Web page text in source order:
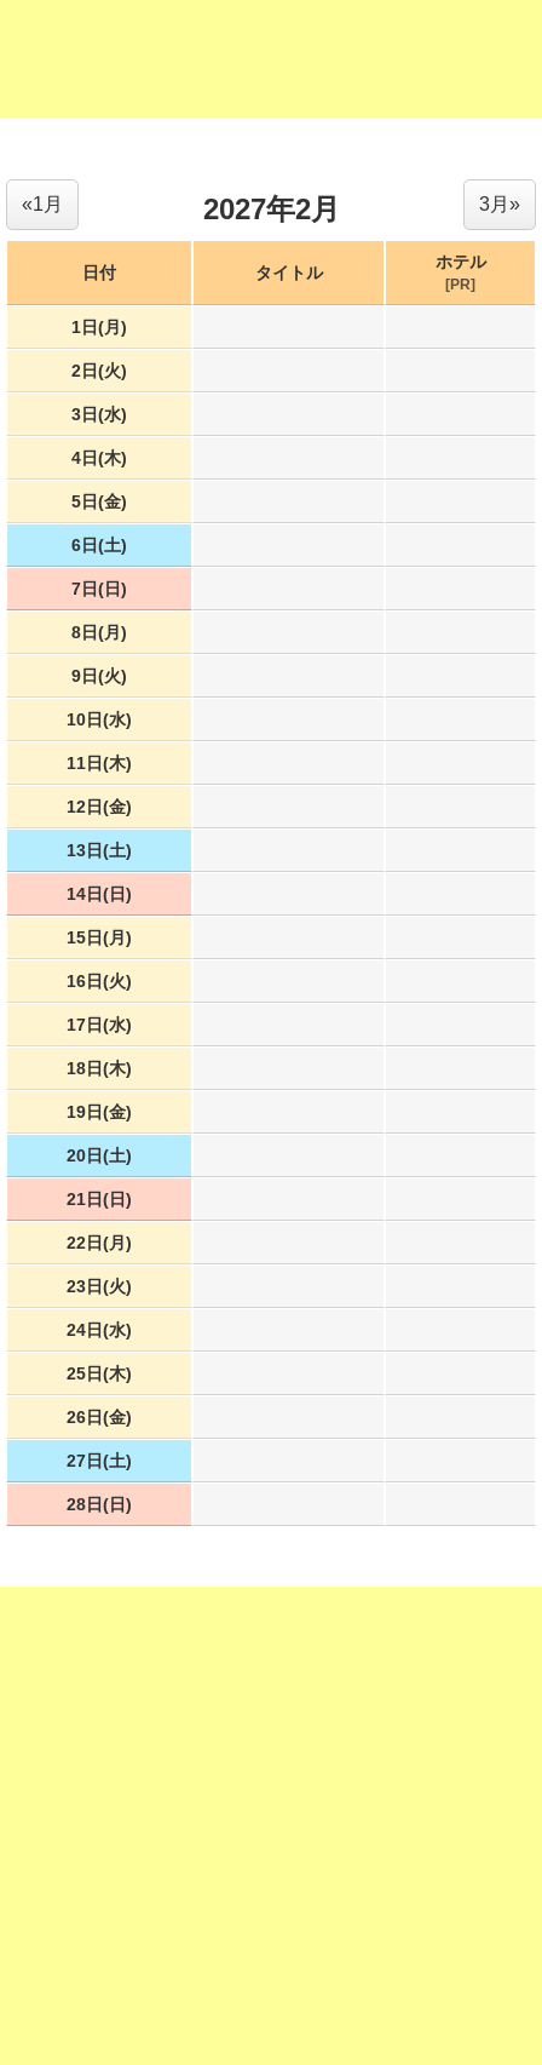
2027年2月 3月»
«1月
日付 タイトル
ホテル
[PR]
1日(月)
2日(火)
3日(水)
4日(木)
5日(金)
6日(土)
7日(日)
8日(月)
9日(火)
10日(水)
11日(木)
12日(金)
13日(土)
14日(日)
15日(月)
16日(火)
17日(水)
18日(木)
19日(金)
20日(土)
21日(日)
22日(月)
23日(火)
24日(水)
25日(木)
26日(金)
27日(土)
28日(日)